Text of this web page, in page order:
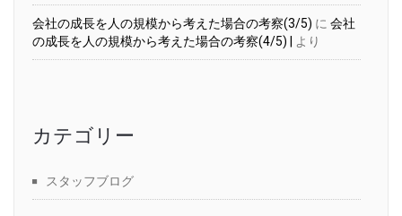
会社の成長を人の規模から考えた場合の考察(3/5) に 会社
の成長を人の規模から考えた場合の考察(4/5) |
より
カテゴリー
スタッフブログ